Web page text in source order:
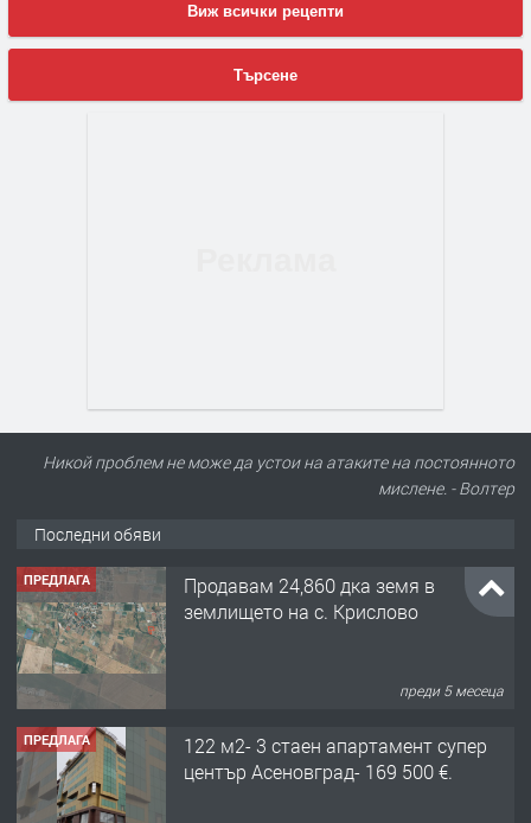
Виж всички рецепти
Търсене
Никой проблем не може да устои на атаките на постоянното
мислене. - Волтер
Последни обяви
ПРЕДЛАГА
Продавам 24,860 дка земя в
землището на с. Крислово
преди 5 месеца
ПРЕДЛАГА
122 м2- 3 стаен апартамент супер
център Асеновград- 169 500 €.